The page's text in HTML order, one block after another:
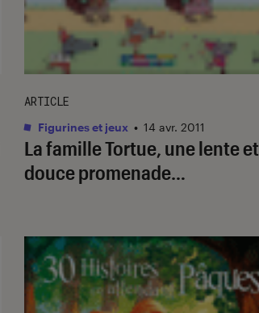
La famille Tortue, une lente et
douce promenade…
ARTICLE
Figurines et jeux • 14 avr. 2011